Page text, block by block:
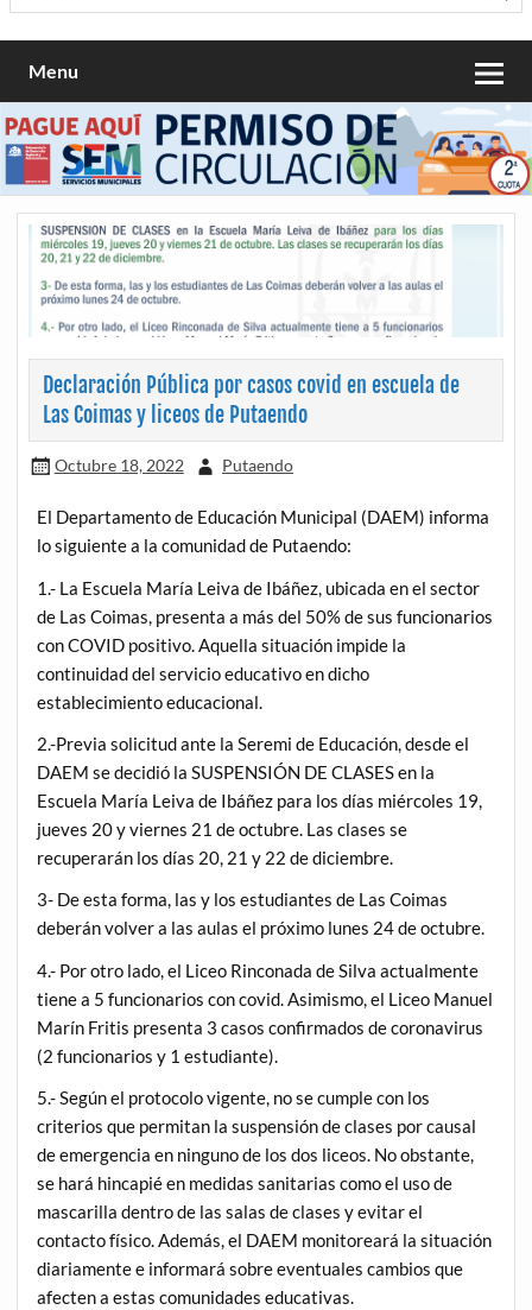
Menu
Declaración Pública por casos covid en escuela de
Las Coimas y liceos de Putaendo
Octubre 18, 2022 Putaendo
El Departamento de Educación Municipal (DAEM) informa
lo siguiente a la comunidad de Putaendo:
1.- La Escuela María Leiva de Ibáñez, ubicada en el sector
de Las Coimas, presenta a más del 50% de sus funcionarios
con COVID positivo. Aquella situación impide la
continuidad del servicio educativo en dicho
establecimiento educacional.
2.-Previa solicitud ante la Seremi de Educación, desde el
DAEM se decidió la SUSPENSIÓN DE CLASES en la
Escuela María Leiva de Ibáñez para los días miércoles 19,
jueves 20 y viernes 21 de octubre. Las clases se
recuperarán los días 20, 21 y 22 de diciembre.
3- De esta forma, las y los estudiantes de Las Coimas
deberán volver a las aulas el próximo lunes 24 de octubre.
4.- Por otro lado, el Liceo Rinconada de Silva actualmente
tiene a 5 funcionarios con covid. Asimismo, el Liceo Manuel
Marín Fritis presenta 3 casos confirmados de coronavirus
(2 funcionarios y 1 estudiante).
5.- Según el protocolo vigente, no se cumple con los
criterios que permitan la suspensión de clases por causal
de emergencia en ninguno de los dos liceos. No obstante,
se hará hincapié en medidas sanitarias como el uso de
mascarilla dentro de las salas de clases y evitar el
contacto físico. Además, el DAEM monitoreará la situación
diariamente e informará sobre eventuales cambios que
afecten a estas comunidades educativas.